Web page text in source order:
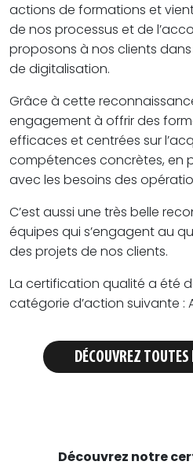
actions de formations et
de nos processus et de
proposons à nos clients
de digitalisation.
Grâce à cette
engagement à offrir des
efficaces et centrées sur
compétences concrètes, en
avec les besoins des
C’est aussi une très belle
équipes qui s’engagent au
des projets de nos clients.
La certification qualité a été
catégorie d’action suivante :
DÉCOUVREZ
Découvrez notre